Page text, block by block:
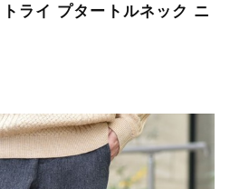
ライ プタートルネック ニ